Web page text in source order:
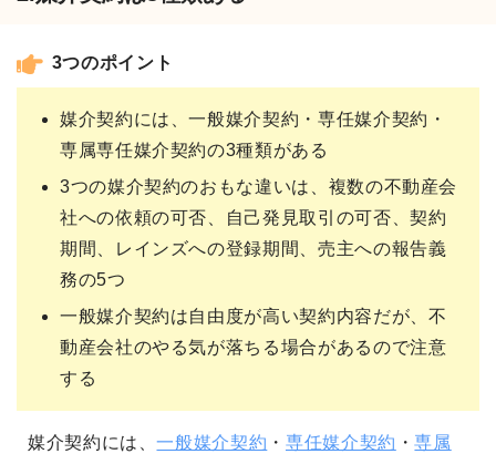
3つのポイント
媒介契約には、一般媒介契約・専任媒介契約・
専属専任媒介契約の3種類がある
3つの媒介契約のおもな違いは、複数の不動産会
社への依頼の可否、自己発見取引の可否、契約
期間、レインズへの登録期間、売主への報告義
務の5つ
一般媒介契約は自由度が高い契約内容だが、不
動産会社のやる気が落ちる場合があるので注意
する
媒介契約には、一般媒介契約 ・ 専任媒介契約 ・専属